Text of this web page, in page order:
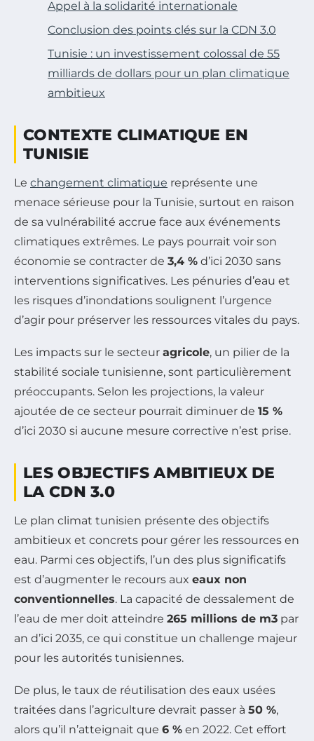
Appel à la solidarité internationale
Conclusion des points clés sur la CDN 3.0
Tunisie : un investissement colossal de 55
milliards de dollars pour un plan climatique
ambitieux
CONTEXTE CLIMATIQUE EN
TUNISIE
Le changement climatique représente une
menace sérieuse pour la Tunisie, surtout en raison
de sa vulnérabilité accrue face aux événements
climatiques extrêmes. Le pays pourrait voir son
économie se contracter de 3,4 % d’ici 2030 sans
interventions significatives. Les pénuries d’eau et
les risques d’inondations soulignent l’urgence
d’agir pour préserver les ressources vitales du pays.
Les impacts sur le secteur agricole, un pilier de la
stabilité sociale tunisienne, sont particulièrement
préoccupants. Selon les projections, la valeur
ajoutée de ce secteur pourrait diminuer de 15 %
d’ici 2030 si aucune mesure corrective n’est prise.
LES OBJECTIFS AMBITIEUX DE
LA CDN 3.0
Le plan climat tunisien présente des objectifs
ambitieux et concrets pour gérer les ressources en
eau. Parmi ces objectifs, l’un des plus significatifs
est d’augmenter le recours aux eaux non
conventionnelles. La capacité de dessalement de
l’eau de mer doit atteindre 265 millions de m3 par
an d’ici 2035, ce qui constitue un challenge majeur
pour les autorités tunisiennes.
De plus, le taux de réutilisation des eaux usées
traitées dans l’agriculture devrait passer à 50 %,
alors qu’il n’atteignait que 6 % en 2022. Cet effort